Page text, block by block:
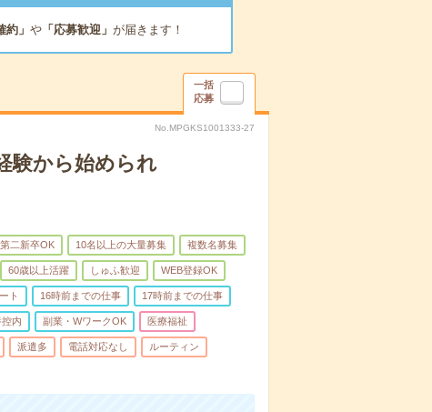
約」 や「応募歓迎」 が届きます！
一括
応募
No.MPGKS1001333-27
験から始められ
二新卒OK 10名以上の大量募集 複数名募集
60歳以上活躍 しゅふ歓迎 WEB登録OK
ト 16時前までの仕事 17時前までの仕事
内 副業・WワークOK 医療福祉
派遣多 電話対応なし ルーティン